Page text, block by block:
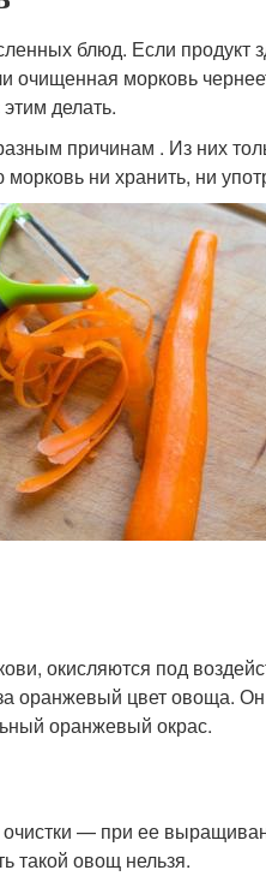
блюд. Если продукт
очищенная морковь
делать.
причинам . Из них
ни хранить, ни
окисляются под
оранжевый цвет овоща. Он
оранжевый окрас.
— при ее
такой овощ нельзя.